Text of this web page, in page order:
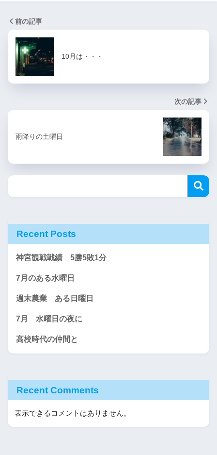
前の記事
10月は・・・
次の記事
雨降りの土曜日
Recent Posts
神宮観戦戦績 5勝5敗1分
7月のある水曜日
週末農業 ある日曜日
7月 水曜日の夜に
高校時代の仲間と
Recent Comments
表示できるコメントはありません。